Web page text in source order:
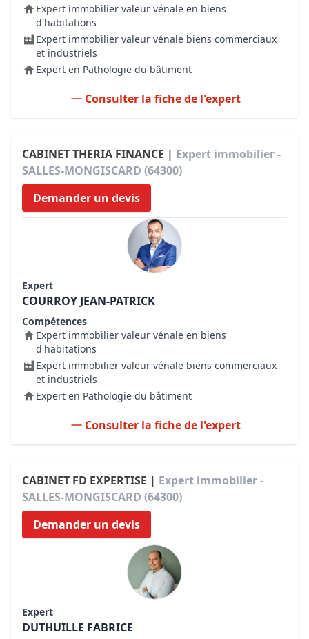
Expert immobilier valeur vénale en biens
d'habitations
Expert immobilier valeur vénale biens commerciaux
et industriels
Expert en Pathologie du bâtiment
Consulter la fiche de l'expert
CABINET THERIA FINANCE | Expert immobilier -
SALLES-MONGISCARD (64300)
Demander un devis
Expert
COURROY JEAN-PATRICK
Compétences
Expert immobilier valeur vénale en biens
d'habitations
Expert immobilier valeur vénale biens commerciaux
et industriels
Expert en Pathologie du bâtiment
Consulter la fiche de l'expert
CABINET FD EXPERTISE | Expert immobilier -
SALLES-MONGISCARD (64300)
Demander un devis
Expert
DUTHUILLE FABRICE